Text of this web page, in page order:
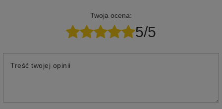
Twoja ocena:
5/5
Treść twojej opinii